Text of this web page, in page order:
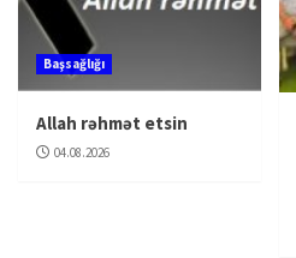
Başsağlığı
Allah rəhmət etsin
04.08.2026